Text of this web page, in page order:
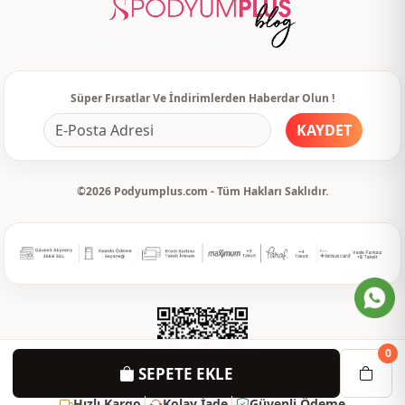
SEPETE EKLE
0
Fırfırlı
Süper Fırsatlar Ve İndirimlerden Haberdar Olun !
KAYDET
©2026 Podyumplus.com - Tüm Hakları Saklıdır.